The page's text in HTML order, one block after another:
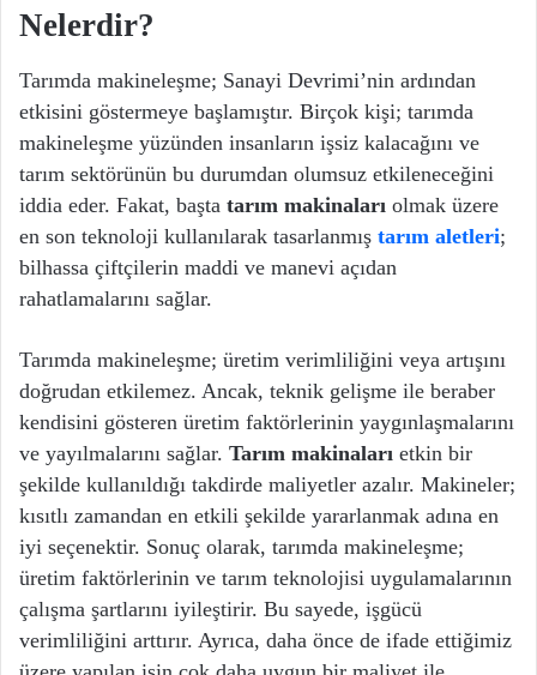
Nelerdir?
Tarımda makineleşme; Sanayi Devrimi’nin ardından
etkisini göstermeye başlamıştır. Birçok kişi; tarımda
makineleşme yüzünden insanların işsiz kalacağını ve
tarım sektörünün bu durumdan olumsuz etkileneceğini
iddia eder. Fakat, başta tarım makinaları olmak üzere
en son teknoloji kullanılarak tasarlanmış tarım aletleri;
bilhassa çiftçilerin maddi ve manevi açıdan
rahatlamalarını sağlar.
Tarımda makineleşme; üretim verimliliğini veya artışını
doğrudan etkilemez. Ancak, teknik gelişme ile beraber
kendisini gösteren üretim faktörlerinin yaygınlaşmalarını
ve yayılmalarını sağlar. Tarım makinaları etkin bir
şekilde kullanıldığı takdirde maliyetler azalır. Makineler;
kısıtlı zamandan en etkili şekilde yararlanmak adına en
iyi seçenektir. Sonuç olarak, tarımda makineleşme;
üretim faktörlerinin ve tarım teknolojisi uygulamalarının
çalışma şartlarını iyileştirir. Bu sayede, işgücü
verimliliğini arttırır. Ayrıca, daha önce de ifade ettiğimiz